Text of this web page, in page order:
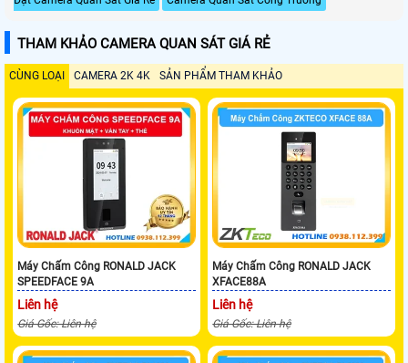
THAM KHẢO CAMERA QUAN SÁT GIÁ RẺ
CÙNG LOẠI CAMERA 2K 4K SẢN PHẨM THAM KHẢO
Máy Chấm Công RONALD JACK
SPEEDFACE 9A
Liên hệ
Giá Gốc: Liên hệ
Máy Chấm Công RONALD JACK
XFACE88A
Liên hệ
Giá Gốc: Liên hệ